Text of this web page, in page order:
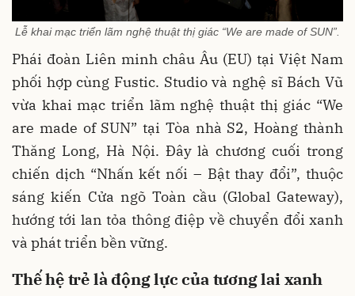
Lễ khai mạc triển lãm nghệ thuật thị giác “We are made of SUN”.
Phái đoàn Liên minh châu Âu (EU) tại Việt Nam
phối hợp cùng Fustic. Studio và nghệ sĩ Bách Vũ
vừa khai mạc triển lãm nghệ thuật thị giác “We
are made of SUN” tại Tòa nhà S2, Hoàng thành
Thăng Long, Hà Nội. Đây là chương cuối trong
chiến dịch “Nhấn kết nối – Bật thay đổi”, thuộc
sáng kiến Cửa ngõ Toàn cầu (Global Gateway),
hướng tới lan tỏa thông điệp về chuyển đổi xanh
và phát triển bền vững.
Thế hệ trẻ là động lực của tương lai xanh